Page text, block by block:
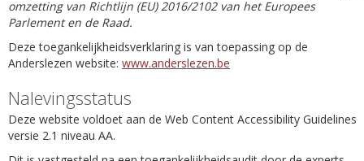
omzetting van Richtlijn (EU) 2016/2102 van het Europees
Parlement en de Raad.
Deze toegankelijkheidsverklaring is van toepassing op de
Anderslezen website: www.anderslezen.be
Nalevingsstatus
Deze website voldoet aan de Web Content Accessibility Guidelines
versie 2.1 niveau AA.